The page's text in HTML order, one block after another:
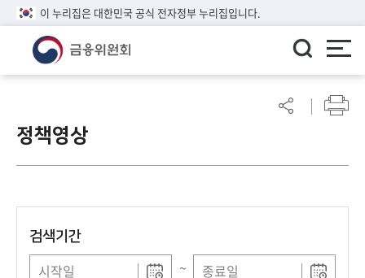
이 누리집은 대한민국 공식 전자정부 누리집입니다.
린
이알
정책영상
검색기간
~